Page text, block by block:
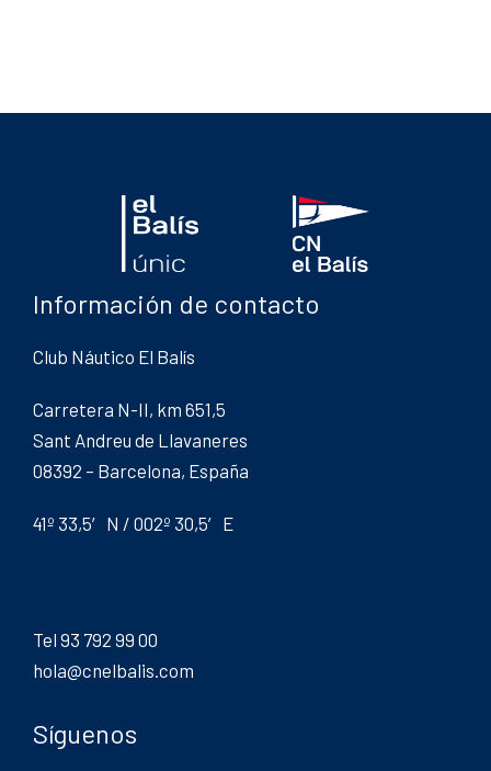
Información de contacto
Club Náutico El Balís
Carretera N-II, km 651,5
Sant Andreu de Llavaneres
08392 – Barcelona, España
41º 33,5′ N / 002º 30,5′ E
Tel 93 792 99 00
hola@cnelbalis.com
Síguenos